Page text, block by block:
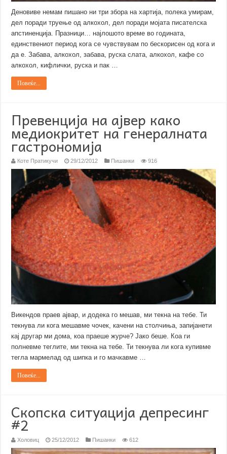
Деновиве немам пишано ни три збора на хартија, полека умирам,
дел поради труење од алкохол, дел поради мојата писателска
апстиненција. Празници… најлошото време во годината,
единствениот период кога се чувствувам по бескорисен од кога и
да е. Забава, алкохол, забава, руска слата, алкохол, кафе со
алкохол, кифлички, руска и пак …
Повеќе...
Превенција на ајвер како
медиокритет на генералната
гастрономија
Коте Пратикучи 29/12/2012 Пишанки 916
Викендов праев ајвар, и додека го мешав, ми текна на тебе. Ти
текнува ли кога мешавме чочек, качени на столчиња, запијанети
кај другар ми дома, коа праеше журче? Јако беше. Коа ги
полневме теглите, ми текна на тебе. Ти текнува ли кога купивме
тегла мармелад од шипка и го мачкавме …
Повеќе...
Скопска ситуација депресинг
#2
Холовиц 25/12/2012 Пишанки 612